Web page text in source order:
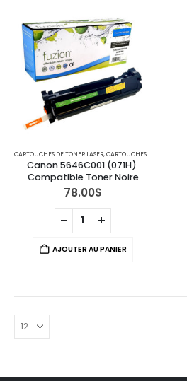
CARTOUCHES DE TONER LASER,CARTOUCHES POUR IMPRIMANTES CANON
Canon 5646C001 (071H)
Compatible Toner Noire
78.00$
AJOUTER AU PANIER